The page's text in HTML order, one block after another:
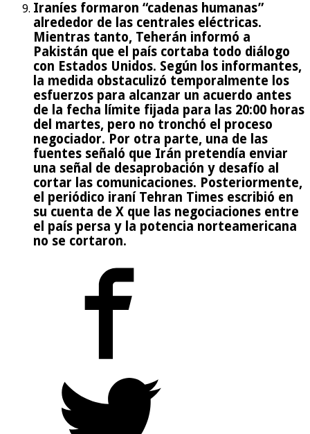
Iraníes formaron “cadenas humanas”
alrededor de las centrales eléctricas.
Mientras tanto, Teherán informó a
Pakistán que el país cortaba todo diálogo
con Estados Unidos. Según los informantes,
la medida obstaculizó temporalmente los
esfuerzos para alcanzar un acuerdo antes
de la fecha límite fijada para las 20:00 horas
del martes, pero no tronchó el proceso
negociador. Por otra parte, una de las
fuentes señaló que Irán pretendía enviar
una señal de desaprobación y desafío al
cortar las comunicaciones. Posteriormente,
el periódico iraní Tehran Times escribió en
su cuenta de X que las negociaciones entre
el país persa y la potencia norteamericana
no se cortaron.